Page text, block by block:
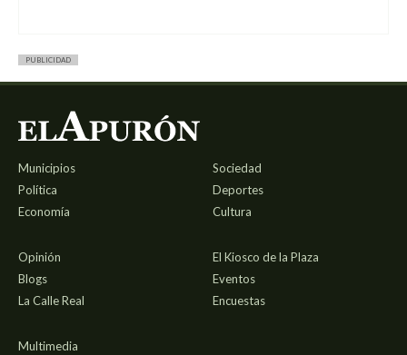
PUBLICIDAD
Municipios
Política
Economía
Sociedad
Deportes
Cultura
Opinión
Blogs
La Calle Real
El Kiosco de la Plaza
Eventos
Encuestas
Multimedia